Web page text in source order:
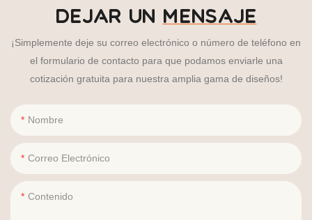
DEJAR UNMENSAJE
¡Simplemente deje su correo electrónico o número de teléfono en
el formulario de contacto para que podamos enviarle una
cotización gratuita para nuestra amplia gama de diseños!
Nombre
Correo Electrónico
Contenido